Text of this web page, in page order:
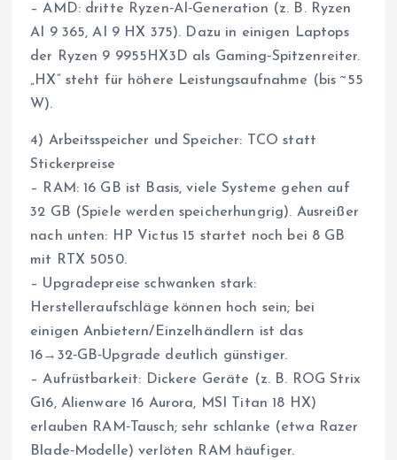
– AMD: dritte Ryzen‑AI‑Generation (z. B. Ryzen
AI 9 365, AI 9 HX 375). Dazu in einigen Laptops
der Ryzen 9 9955HX3D als Gaming‑Spitzenreiter.
„HX“ steht für höhere Leistungsaufnahme (bis ~55
W).
4) Arbeitsspeicher und Speicher: TCO statt
Stickerpreise
– RAM: 16 GB ist Basis, viele Systeme gehen auf
32 GB (Spiele werden speicherhungrig). Ausreißer
nach unten: HP Victus 15 startet noch bei 8 GB
mit RTX 5050.
– Upgradepreise schwanken stark:
Herstelleraufschläge können hoch sein; bei
einigen Anbietern/Einzelhändlern ist das
16→32‑GB‑Upgrade deutlich günstiger.
– Aufrüstbarkeit: Dickere Geräte (z. B. ROG Strix
G16, Alienware 16 Aurora, MSI Titan 18 HX)
erlauben RAM‑Tausch; sehr schlanke (etwa Razer
Blade‑Modelle) verlöten RAM häufiger.